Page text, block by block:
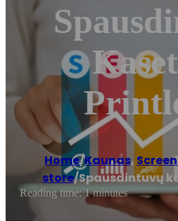
Home/Kaunas,
store/Spausdintuvų
Reading time: 1 minutes